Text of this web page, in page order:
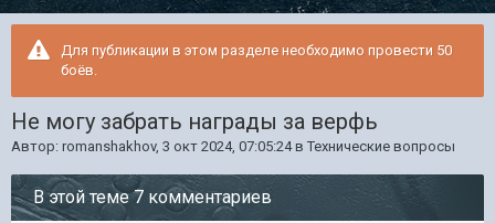
Для публикации в этом разделе необходимо провести 50
боёв.
Не могу забрать награды за верфь
Автор: romanshakhov, 3 окт 2024, 07:05:24в Технические вопросы
В этой теме 7 комментариев